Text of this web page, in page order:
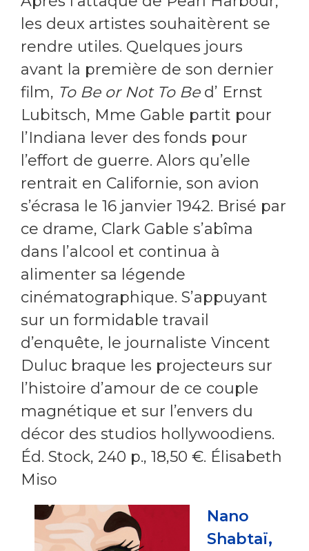
les deux artistes souhaitèrent se
rendre utiles. Quelques jours
avant la première de son dernier
film, To Be or Not To Bed’ Ernst
Lubitsch, Mme Gable partit pour
l’Indiana lever des fonds pour
l’effort de guerre. Alors qu’elle
rentrait en Californie, son avion
s’écrasa le 16 janvier 1942. Brisé par
ce drame, Clark Gable s’abîma
dans l’alcool et continua à
alimenter sa légende
cinématographique. S’appuyant
sur un formidable travail
d’enquête, le journaliste Vincent
Duluc braque les projecteurs sur
l’histoire d’amour de ce couple
magnétique et sur l’envers du
décor des studios hollywoodiens.
Éd. Stock, 240 p., 18,50 €. Élisabeth
Miso
Nano
Shabtaï,